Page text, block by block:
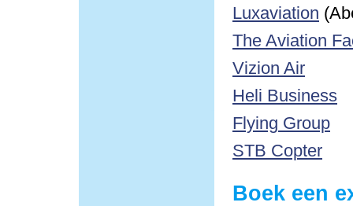
Luxaviation
The Aviation
Vizion Air
Heli Business
Flying Group
STB Copter
Boek een